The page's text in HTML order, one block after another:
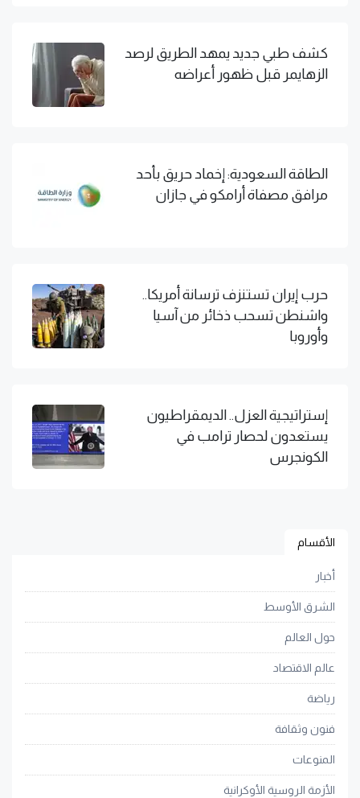
كشف طبي جديد يمهد الطريق لرصد
الزهايمر قبل ظهور أعراضه
الطاقة السعودية: إخماد حريق بأحد
مرافق مصفاة أرامكو في جازان
حرب إيران تستنزف ترسانة أمريكا..
واشنطن تسحب ذخائر من آسيا
وأوروبا
إستراتيجية العزل.. الديمقراطيون
يستعدون لحصار ترامب في
الكونجرس
الأقسام
أخبار
الشرق الأوسط
حول العالم
عالم الاقتصاد
رياضة
فنون وثقافة
المنوعات
الأزمة الروسية الأوكرانية